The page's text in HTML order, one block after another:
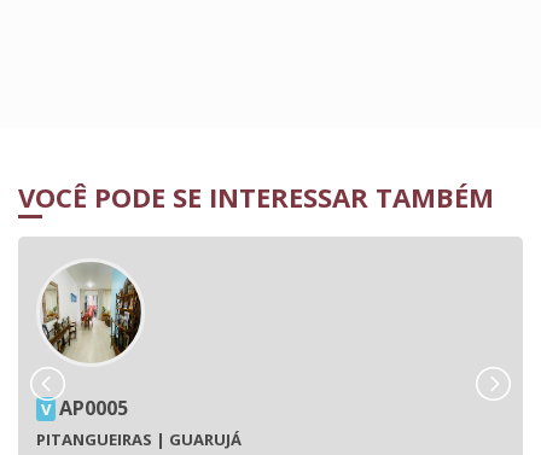
VOCÊ PODE SE INTERESSAR TAMBÉM
V AP0005
PITANGUEIRAS | GUARUJÁ